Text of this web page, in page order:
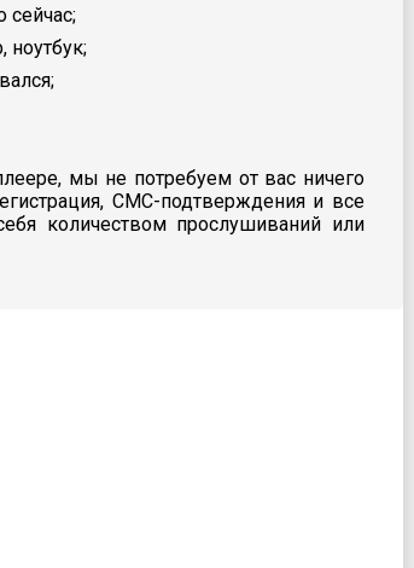
сейчас;
ноутбук;
мы не потребуем от вас ничего
СМС-подтверждения и все
количеством прослушиваний или